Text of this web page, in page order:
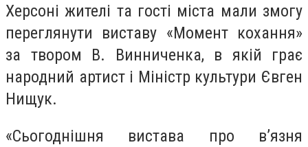
Херсоні жителі та гості міста мали змогу
переглянути виставу «Момент кохання»
за твором В. Винниченка, в якій грає
народний артист і Міністр культури Євген
Нищук.
«Сьогоднішня вистава про в’язня